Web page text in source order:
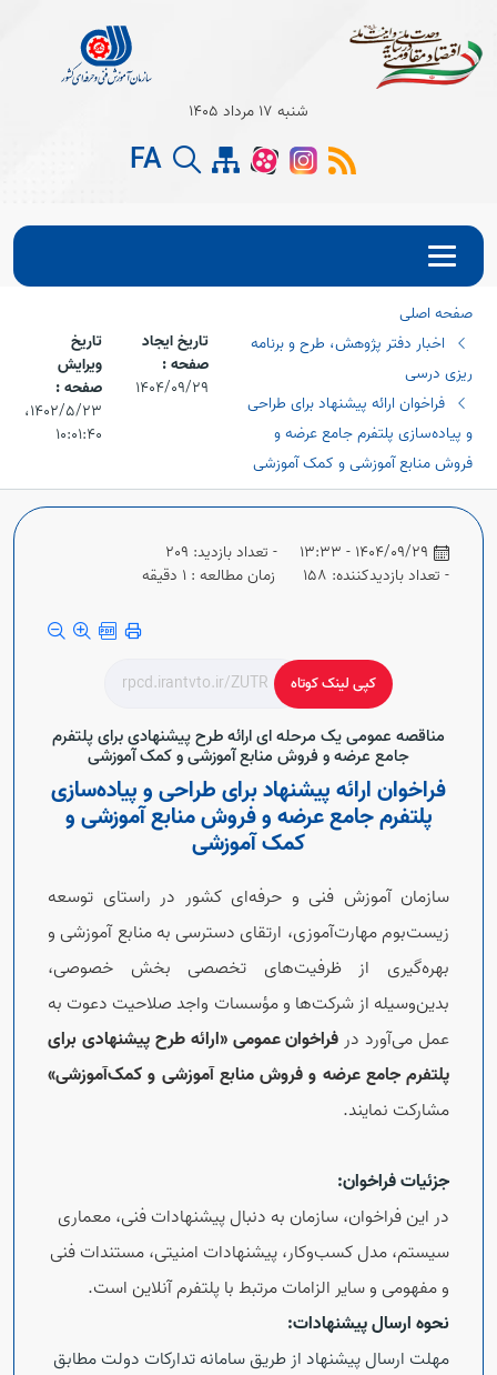
Open
شنبه 17 مرداد 1405
FA
صفحه اصلی
اخبار دفتر پژوهش، طرح و برنامه
ریزی درسی
فراخوان ارائه پیشنهاد برای طراحی
و پیاده‌سازی پلتفرم جامع عرضه و
فروش منابع آموزشی و کمک آموزشی
تاریخ ایجاد
صفحه :
1404/09/29
تاریخ
ویرایش
صفحه :
۱۴۰۲/۵/۲۳،‏
۱۰:۰۱:۴۰
1404/09/29 - 13:33
- تعداد بازدید: 209
- تعداد بازدیدکننده: 158
زمان مطالعه : 1 دقیقه
مناقصه عمومی یک مرحله ای ارائه طرح پیشنهادی برای پلتفرم
جامع عرضه و فروش منابع آموزشی و کمک آموزشی
فراخوان ارائه پیشنهاد برای طراحی و پیاده‌سازی
پلتفرم جامع عرضه و فروش منابع آموزشی و
کمک آموزشی
کپی لینک کوتاه
سازمان آموزش فنی و حرفه‌ای کشور در راستای توسعه
زیست‌بوم مهارت‌آموزی، ارتقای دسترسی به منابع آموزشی و
بهره‌گیری از ظرفیت‌های تخصصی بخش خصوصی،
بدین‌وسیله از شرکت‌ها و مؤسسات واجد صلاحیت دعوت به
عمل می‌آورد در فراخوان عمومی «ارائه طرح پیشنهادی برای
پلتفرم جامع عرضه و فروش منابع آموزشی و کمک‌آموزشی»
مشارکت نمایند.
جزئیات فراخوان:
در این فراخوان، سازمان به دنبال پیشنهادات فنی، معماری
سیستم، مدل کسب‌وکار، پیشنهادات امنیتی، مستندات فنی
و مفهومی و سایر الزامات مرتبط با پلتفرم آنلاین است.
نحوه ارسال پیشنهادات:
مهلت ارسال پیشنهاد از طریق سامانه تدارکات دولت مطابق